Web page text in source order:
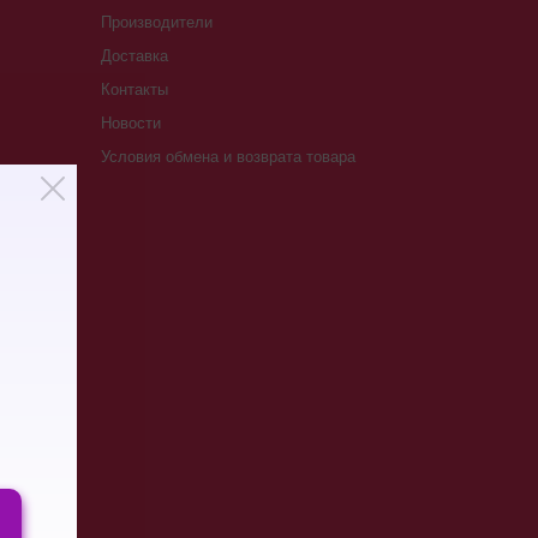
Производители
Доставка
Контакты
Новости
Условия обмена и возврата товара